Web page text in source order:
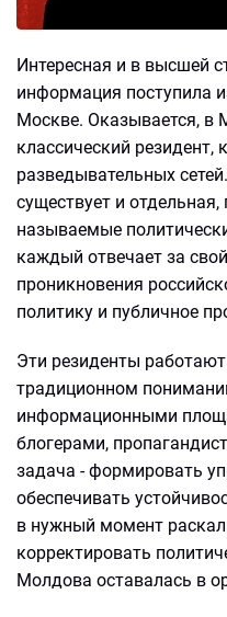
Интересная и в высшей
информация поступила
Москве. Оказывается, в
классический
разведывательных
существует и
называемые
каждый отвечает за
проникновения
политику и публичное
Эти резиденты работают
традиционном
информационными
блогерами,
задача - формировать
обеспечивать
в нужный момент
корректировать
Молдова оставалась в